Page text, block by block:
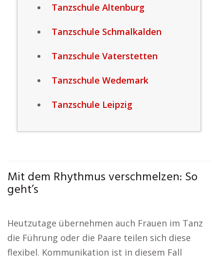
Tanzschule Altenburg
Tanzschule Schmalkalden
Tanzschule Vaterstetten
Tanzschule Wedemark
Tanzschule Leipzig
Mit dem Rhythmus verschmelzen: So
geht’s
Heutzutage übernehmen auch Frauen im Tanz
die Führung oder die Paare teilen sich diese
flexibel. Kommunikation ist in diesem Fall